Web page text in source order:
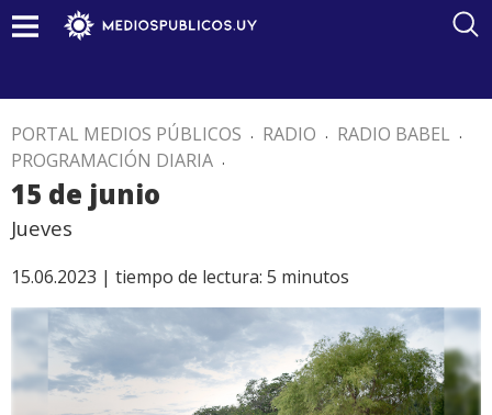
PORTAL MEDIOS PÚBLICOS . RADIO . RADIO BABEL .
PROGRAMACIÓN DIARIA .
15 de junio
Jueves
15.06.2023 | tiempo de lectura: 5 minutos